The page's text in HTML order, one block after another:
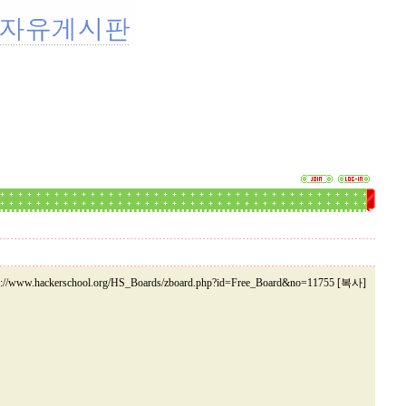
www.hackerschool.org/HS_Boards/zboard.php?id=Free_Board&no=11755 [복사]